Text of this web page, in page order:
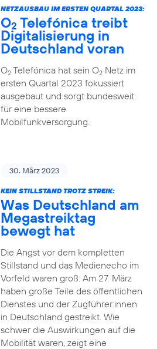
NETZAUSBAU IM ERSTEN QUARTAL 2023:
O2 Telefónica treibt
Digitalisierung in
Deutschland voran
O2Telefónica hat sein O2Netz im
ersten Quartal 2023 fokussiert
ausgebaut und sorgt bundesweit
für eine bessere
Mobilfunkversorgung.
30. März 2023
KEIN STILLSTAND TROTZ STREIK:
Was Deutschland am
Megastreiktag
bewegt hat
Die Angst vor dem kompletten
Stillstand und das Medienecho im
Vorfeld waren groß: Am 27. März
haben große Teile des öffentlichen
Dienstes und der Zugführer:innen
in Deutschland gestreikt. Wie
schwer die Auswirkungen auf die
Mobilität waren, zeigt eine